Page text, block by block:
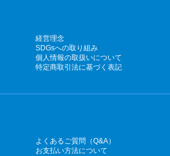
経営理念
SDGsへの取り組み
個人情報の取扱いについて
特定商取引法に基づく表記
よくあるご質問（Q&A）
お支払い方法について